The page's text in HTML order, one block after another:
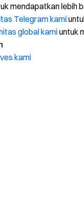
mendapatkan lebih
Telegram kami
global kamiuntuk
kami